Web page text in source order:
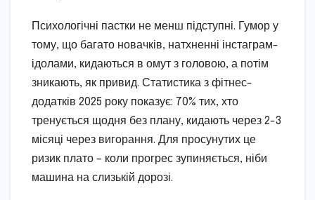
Психологічні пастки не менш підступні. Гумор у
тому, що багато новачків, натхненні інстаграм-
ідолами, кидаються в омут з головою, а потім
зникають, як привид. Статистика з фітнес-
додатків 2025 року показує: 70% тих, хто
тренується щодня без плану, кидають через 2-3
місяці через вигорання. Для просунутих це
ризик плато – коли прогрес зупиняється, ніби
машина на слизькій дорозі.